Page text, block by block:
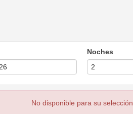
Noches
No disponible para su selección